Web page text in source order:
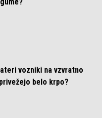
vozniki na vzvratno
belo krpo?